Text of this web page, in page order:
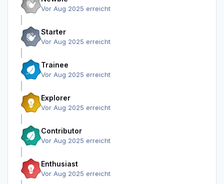
Vor Aug 2025 erreicht
Starter
Vor Aug 2025 erreicht
Trainee
Vor Aug 2025 erreicht
Explorer
Vor Aug 2025 erreicht
Contributor
Vor Aug 2025 erreicht
Enthusiast
Vor Aug 2025 erreicht